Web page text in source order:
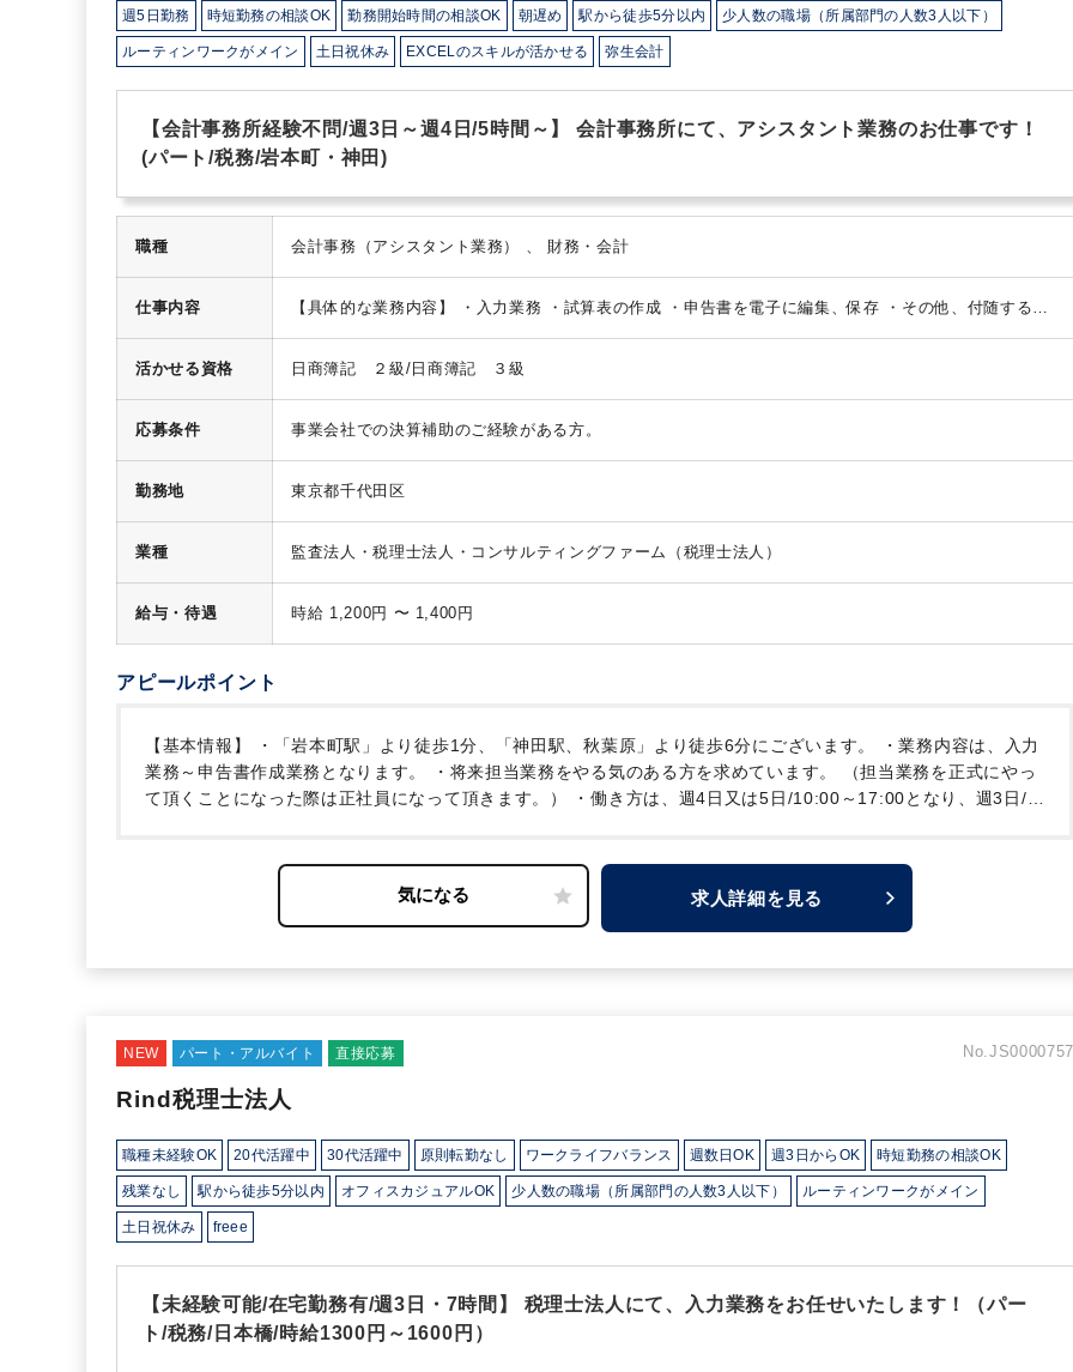
週5日勤務 時短勤務の相談OK 勤務開始時間の相談OK 朝遅め 駅から徒歩5分以内 少人数の職場（所属部門の人数3人以下）
ルーティンワークがメイン 土日祝休み EXCELのスキルが活かせる 弥生会計
【会計事務所経験不問/週3日～週4日/5時間～】 会計事務所にて、アシスタント業務のお仕事です！
(パート/税務/岩本町・神田)
職種 会計事務（アシスタント業務） 、 財務・会計
仕事内容 【具体的な業務内容】 ・入力業務 ・試算表の作成 ・申告書を電子に編集、保存 ・その他、付随する業
活かせる資格 日商簿記 ２級/日商簿記 ３級
応募条件 事業会社での決算補助のご経験がある方。
勤務地 東京都千代田区
業種 監査法人・税理士法人・コンサルティングファーム（税理士法人）
給与・待遇 時給 1,200円 〜 1,400円
アピールポイント
【基本情報】 ・「岩本町駅」より徒歩1分、「神田駅、秋葉原」より徒歩6分にございます。
・業務内容は、入力
業務～申告書作成業務となります。
・将来担当業務をやる気のある方を求めています。
（担当業務を正式にやっ
て頂くことになった際は正社員になって頂きます。）
・働き方は、週4日又は5日/10:00～17:00となり、週3日/1
しをお任せする場合がございます。
・所内は和やかな雰囲気で、お仕事ができます。
求人詳細を見る
NEW パート・アルバイト 直接応募 No.JS0000757
Rind税理士法人
職種未経験OK 20代活躍中 30代活躍中 原則転勤なし ワークライフバランス 週数日OK 週3日からOK 時短勤務の相談OK
残業なし 駅から徒歩5分以内 オフィスカジュアルOK 少人数の職場（所属部門の人数3人以下） ルーティンワークがメイン
土日祝休み freee
【未経験可能/在宅勤務有/週3日・7時間】 税理士法人にて、入力業務をお任せいたします！（パー
ト/税務/日本橋/時給1300円～1600円）